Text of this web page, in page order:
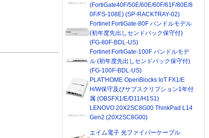
(FortiGate40F/50E/60E/60F/61F/80E/8
0F/FS-108E) (SP-RACKTRAY-02)
Fortinet FortiGate-80F バンドルモデル
(初年度先出しセンドバック保守付)
(FG-80F-BDL-US)
Fortinet FortiGate-100F バンドルモデ
ル (初年度先出しセンドバック保守付)
(FG-100F-BDL-US)
PLAT'HOME OpenBlocks IoT FX1/E
H/W保守及びサブスクリプション1年付
属 (OBSFX1/E/D11/H1S1)
LENOVO 20X2SC8G00 ThinkPad L14
Gen2 (20X2SC8G00)
エイム電子 光ファイバーケーブル